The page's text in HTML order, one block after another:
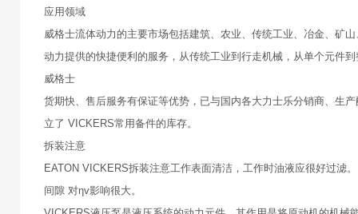
应用领域
威格士流体动力的主要市场包括建筑、农业、传统工业、冶金、矿
动力提供的快捷便利的服务，从传统工业到行走机械，从单个元件
威格士
货期快、售后服务有保证等优势，已与国内各大力士乐分销商、生
立了 VICKERS常用备件的库存。
拆装注意
EATON VICKERS拆装注意工作表面清洁，工作时油液应很好过滤
间隙 对ηv影响很大。